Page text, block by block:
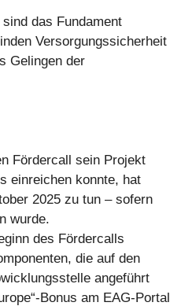
das Fundament
Versorgungssicherheit
Gelingen der
Fördercall sein Projekt
einreichen konnte, hat
2025 zu tun – sofern
wurde.
des Fördercalls
die auf den
angeführt
Bonus am EAG-Portal